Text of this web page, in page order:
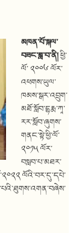
མཁན་པོ་སྐལ་
བཟང་ཟླ་བ་ནི།ཕྱི་
ལོ་ ༢༠༠༦ ལོར་
འཕགས་ཡུལ་
ཁམས་སྒར་འབྲུག་
མཐོ་སློབ་དྷརྨ་ཀཱ་
རར་སློབ་ཞུགས་
གནང་སྟེ་ཕྱི་ལོ་
༢༠༡༥ ལོར་
བསླབ་པ་མཐར་
ལོའི་བར་དུ་དཔེ་